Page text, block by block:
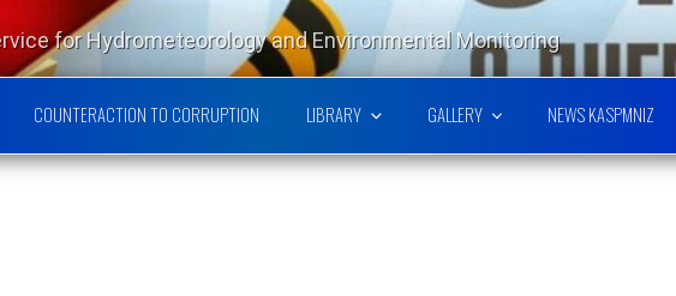
for Hydrometeorology and Environmental Monitoring
COUNTERACTION TO CORRUPTION LIBRARY GALLERY NEWS KASPMNIZ